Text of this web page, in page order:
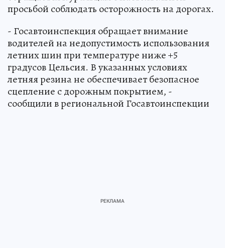
просьбой соблюдать осторожность на дорогах.
- Госавтоинспекция обращает внимание
водителей на недопустимость использования
летних шин при температуре ниже +5
градусов Цельсия. В указанных условиях
летняя резина не обеспечивает безопасное
сцепление с дорожным покрытием, -
сообщили в региональной Госавтоинспекции